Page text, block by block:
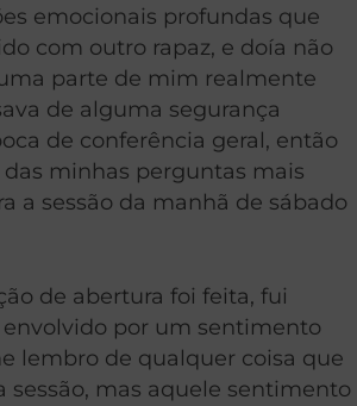
emocionais profundas que
com outro rapaz, e doía não
parte de mim realmente
de alguma segurança
de conferência geral, então
minhas perguntas mais
a sessão da manhã de sábado
de abertura foi feita, fui
por um sentimento
lembro de qualquer coisa que
sessão, mas aquele sentimento